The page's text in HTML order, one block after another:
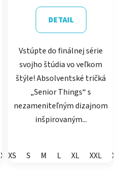
XXXL
DETAIL
Vstúpte do finálnej série
svojho štúdia vo veľkom
štýle! Absolventské tričká
„Senior Things“ s
nezameniteľným dizajnom
inšpirovaným...
XS S M L XL XXL